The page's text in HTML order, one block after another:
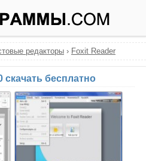
редакторы › Foxit Reader
скачать бесплатно